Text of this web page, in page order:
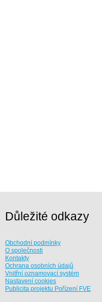
Důležité odkazy
Obchodní podmínky
O společnosti
Kontakty
Ochrana osobních údajů
Vnitřní oznamovací systém
Nastavení cookies
Publicita projektu Pořízení FVE